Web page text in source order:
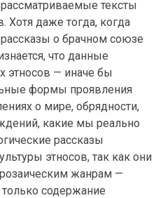
рассматриваемые тексты
Хотя даже тогда, когда
о брачном союзе
что данные
этносов — иначе бы
формы проявления
о мире, обрядности,
какие мы реально
рассказы
этносов, так как они
жанрам —
содержание